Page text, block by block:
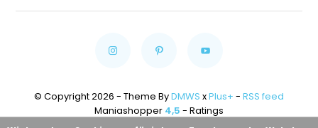
© Copyright 2026 - Theme ByDMWS xPlus+ - RSS feed
Maniashopper 4,5 - Ratings